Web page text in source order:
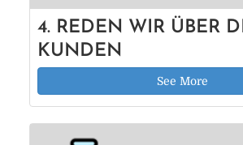
4. REDEN WIR ÜBER
KUNDEN
See More